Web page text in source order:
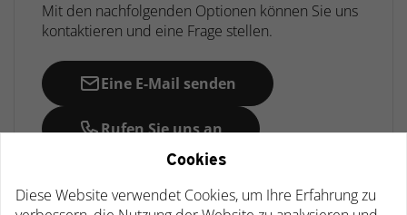
Mit den nachfolgenden Optionen können Sie uns
kontaktieren und eine Frage stellen.
Eine E-Mail senden
Rufen Sie uns an
Cookies
Diese Website verwendet Cookies, um Ihre Erfahrung zu